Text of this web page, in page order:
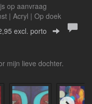
op aanvraag
| Acryl | Op doek
excl. porto
mijn lieve dochter.